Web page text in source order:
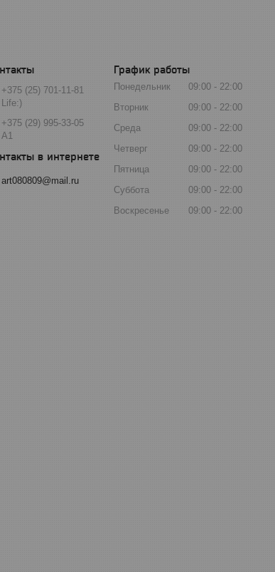
+375 (25) 701-11-81
Life:)
+375 (29) 995-33-05
A1
art080809@mail.ru
График работы
Понедельник 09:00
22:00
Вторник
09:00
22:00
Среда
09:00
22:00
Четверг
09:00
22:00
Пятница
09:00
22:00
Суббота
09:00
22:00
Воскресенье
09:00 22:00